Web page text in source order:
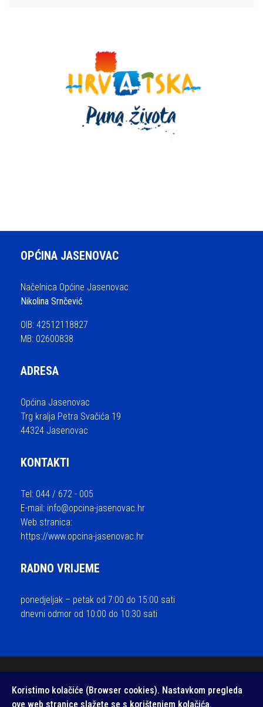
OPĆINA JASENOVAC
Načelnica Općine Jasenovac
Nikolina Srnčević
OIB: 42512118827
MB: 02600838
ADRESA
Općina Jasenovac
Trg kralja Petra Svačića 19
44324 Jasenovac
KONTAKTI
Tel: 044 / 672 - 005
E-mail: info@opcina-jasenovac.hr
Web stranica:
https://www.opcina-jasenovac.hr
RADNO VRIJEME
ponedjeljak – petak od 7:00 do 15:00 sati
dnevni odmor od 10:00 do 10:30 sati
Medialive
Koristimo kolačiće (Browser cookies). Nastavkom pregleda
ove web stranice slažete se s korištenjem kolačića.